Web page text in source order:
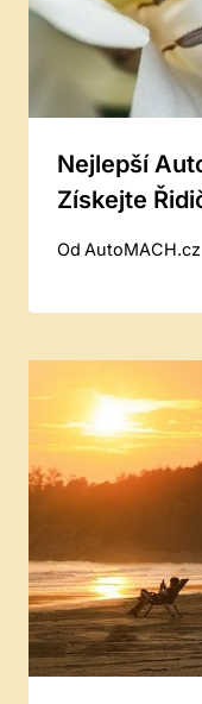
Nejlepší
Získejte
Od AutoMACH.cz